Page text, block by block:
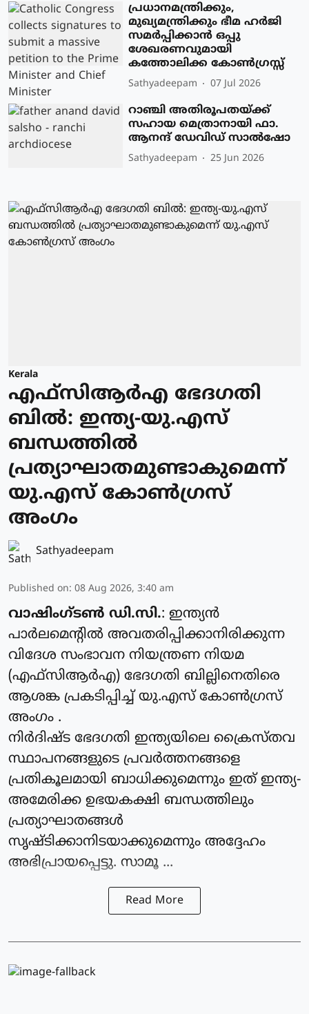
പ്രധാനമന്ത്രിക്കും,
മുഖ്യമന്ത്രിക്കും ഭീമ ഹർജി
സമർപ്പിക്കാൻ ഒപ്പു
ശേഖരണവുമായി
കത്തോലിക്ക കോൺഗ്രസ്സ്
Sathyadeepam 07 Jul 2026
റാഞ്ചി അതിരൂപതയ്ക്ക്
സഹായ മെത്രാനായി ഫാ.
ആനന്ദ് ഡേവിഡ് സാൽഷോ
Sathyadeepam 25 Jun 2026
Kerala
എഫ്‌സിആർഎ ഭേദഗതി
ബിൽ: ഇന്ത്യ-യു.എസ്
ബന്ധത്തിൽ
പ്രത്യാഘാതമുണ്ടാകുമെന്ന്
യു.എസ് കോൺഗ്രസ്
അംഗം
Sathyadeepam
Published on: 08 Aug 2026, 3:40 am
വാഷിംഗ്ടൺ ഡി.സി.: ഇന്ത്യൻ
പാർലമെന്റിൽ അവതരിപ്പിക്കാനിരിക്കുന്ന
വിദേശ സംഭാവന നിയന്ത്രണ നിയമ
(എഫ്‌സിആർഎ) ഭേദഗതി ബില്ലിനെതിരെ
ആശങ്ക പ്രകടിപ്പിച്ച് യു.എസ് കോൺഗ്രസ്
അംഗം .
നിർദിഷ്ട ഭേദഗതി ഇന്ത്യയിലെ ക്രൈസ്തവ
സ്ഥാപനങ്ങളുടെ പ്രവർത്തനങ്ങളെ
പ്രതികൂലമായി ബാധിക്കുമെന്നും ഇത് ഇന്ത്യ-
അമേരിക്ക ഉഭയകക്ഷി ബന്ധത്തിലും
പ്രത്യാഘാതങ്ങൾ
സൃഷ്ടിക്കാനിടയാക്കുമെന്നും അദ്ദേഹം
അഭിപ്രായപ്പെട്ടു. സാമൂ ...
Read More